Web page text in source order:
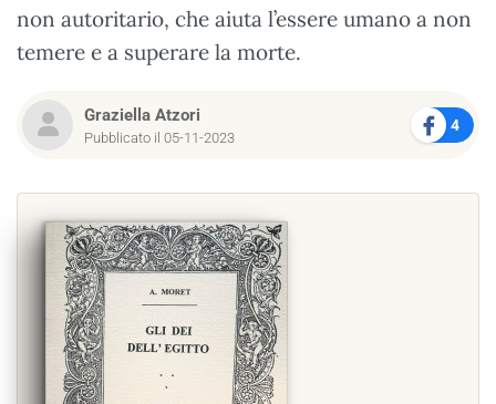
non autoritario, che aiuta l’essere umano a non
temere e a superare la morte.
Graziella Atzori
Pubblicato il 05-11-2023
4